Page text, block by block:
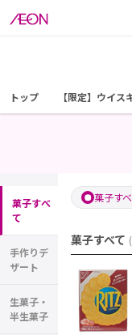
トップ 【限定】ウイス
菓子すべ
て
手作りデ
ザート
生菓子・
半生菓子
菓子す
菓子すべて (